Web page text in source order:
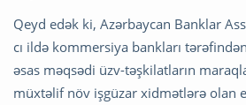
Qeyd edək ki, Azərbaycan Banklar
cı ildə kommersiya bankları
əsas məqsədi üzv-təşkilatların
müxtəlif növ işgüzar xidmətlərə olan